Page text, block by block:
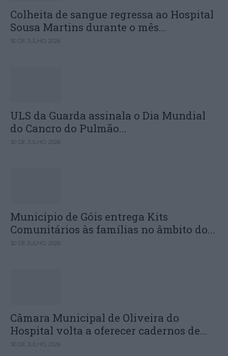
Colheita de sangue regressa ao Hospital
Sousa Martins durante o mês...
30 DE JULHO, 2026
ULS da Guarda assinala o Dia Mundial
do Cancro do Pulmão...
30 DE JULHO, 2026
Município de Góis entrega Kits
Comunitários às famílias no âmbito do...
30 DE JULHO, 2026
Câmara Municipal de Oliveira do
Hospital volta a oferecer cadernos de...
30 DE JULHO, 2026